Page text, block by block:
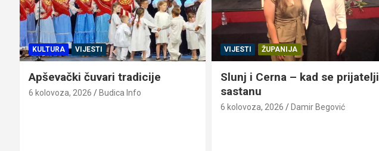
KULTURA VIJESTI
Apševački čuvari tradicije
6 kolovoza, 2026 Budica Info
VIJESTI ŽUPANIJA
Slunj i Cerna – kad se prijatelji
sastanu
6 kolovoza, 2026 Damir Begović